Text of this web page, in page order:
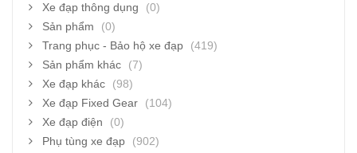
Xe đạp thông dụng
(0)
Sản phẩm
(0)
Trang phục - Bảo hộ xe đạp
(419)
Sản phẩm khác
(7)
Xe đạp khác
(98)
Xe đạp Fixed Gear
(104)
Xe đạp điện
(0)
Phụ tùng xe đạp
(902)